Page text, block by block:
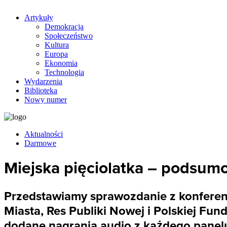
Artykuły
Demokracja
Społeczeństwo
Kultura
Europa
Ekonomia
Technologia
Wydarzenia
Biblioteka
Nowy numer
Aktualności
Darmowe
Miejska pięciolatka –
Przedstawiamy sprawozdanie z
Miasta, Res Publiki Nowej i Polskiej